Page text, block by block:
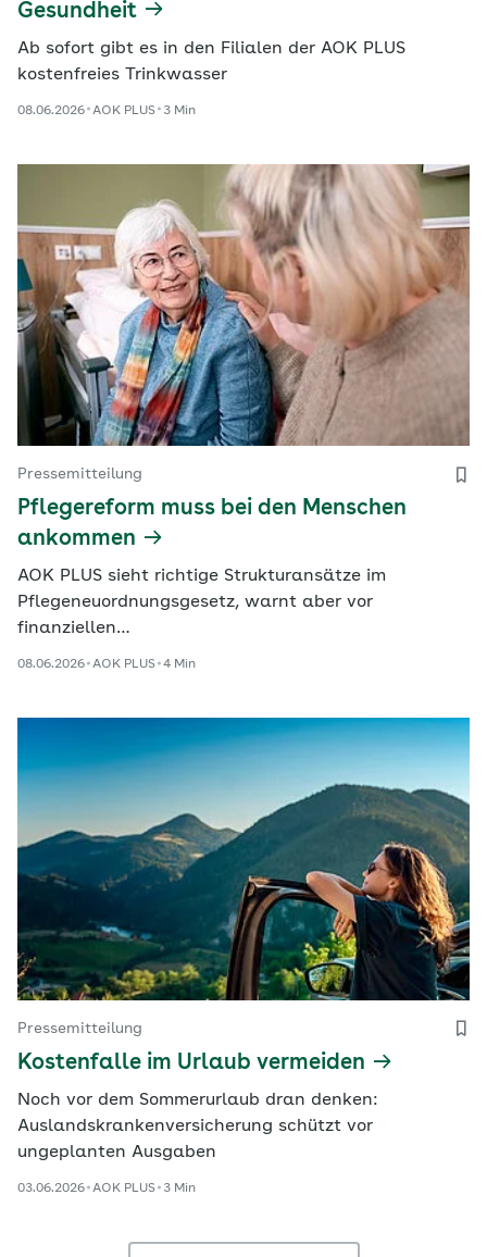
Gesundheit
Ab sofort gibt es in den Filialen der AOK PLUS
kostenfreies Trinkwasser
08.06.2026 AOK PLUS 3 Min
Pressemitteilung
Pflegereform muss bei den Menschen
ankommen
AOK PLUS sieht richtige Strukturansätze im
Pflegeneuordnungsgesetz, warnt aber vor
finanziellen…
08.06.2026 AOK PLUS 4 Min
Pressemitteilung
Kostenfalle im Urlaub vermeiden
Noch vor dem Sommerurlaub dran denken:
Auslandskrankenversicherung schützt vor
ungeplanten Ausgaben
03.06.2026 AOK PLUS 3 Min